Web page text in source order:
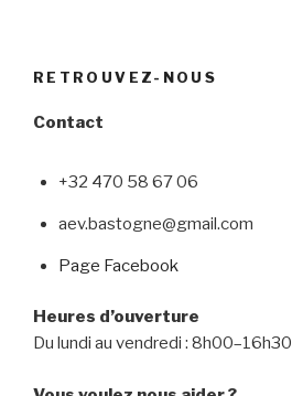
RETROUVEZ-NOUS
Contact
+32 470 58 67 06
aev.bastogne@gmail.com
Page Facebook
Heures d’ouverture
Du lundi au vendredi : 8h00–16h30